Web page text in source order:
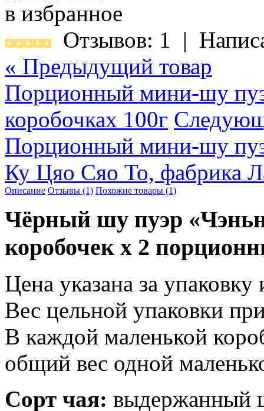
в избранное
Отзывов: 1 |
« Предыдущий товар
Порционный мини-шу
коробочках 100г
Порционный мини-шу
Ку Цяо Сяо То, фабрика
Описание Отзывы (1) Похожие товары (1)
Чёрный шу пуэр
коробочек х 2
Цена указана за
Вес цельной упаковки
В каждой маленькой
общий вес одной
Сорт чая: выдержанный